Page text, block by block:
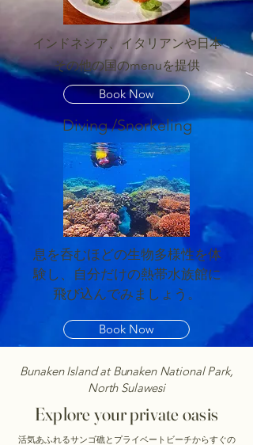
インドネシア、イタリアンや日本
その他の国のmenuを提供
Book Now
Diving /Snorkeling
息を呑むほどの生物多様性を体
験し、自分だけの熱帯水族館に
飛び込んでみましょう。
Book Now
Bunaken Island at Bunaken National Park,
North Sulawesi
Explore your private oasis
活気あふれるサンゴ礁とプライベートビーチからすぐの